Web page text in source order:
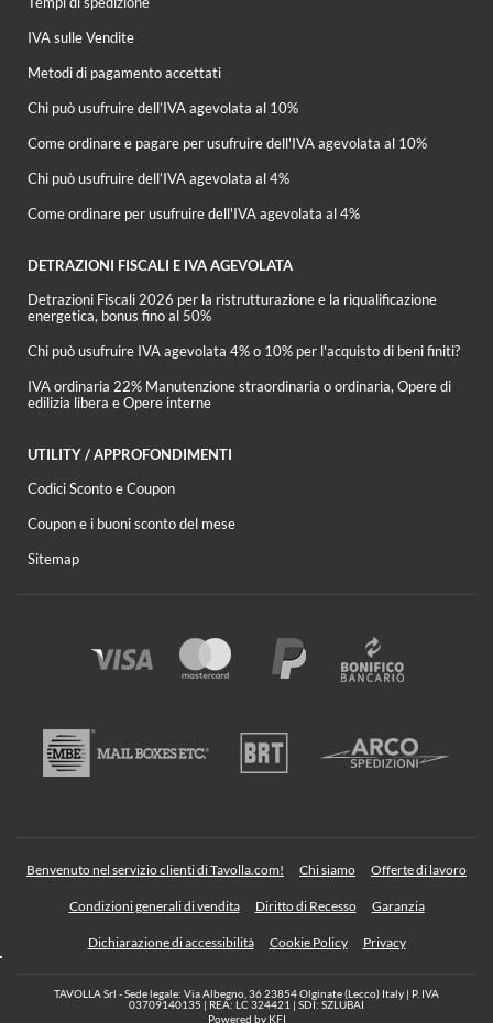
IVA sulle Vendite
Metodi di pagamento accettati
Chi può usufruire dell’IVA agevolata al 10%
Come ordinare e pagare per usufruire dell'IVA agevolata al 10%
Chi può usufruire dell’IVA agevolata al 4%
Come ordinare per usufruire dell'IVA agevolata al 4%
DETRAZIONI FISCALI E IVA AGEVOLATA
Detrazioni Fiscali 2026 per la ristrutturazione e la riqualificazione
energetica, bonus fino al 50%
Chi può usufruire IVA agevolata 4% o 10% per l'acquisto di beni finiti?
IVA ordinaria 22% Manutenzione straordinaria o ordinaria, Opere di
edilizia libera e Opere interne
UTILITY / APPROFONDIMENTI
Codici Sconto e Coupon
Coupon e i buoni sconto del mese
Sitemap
Benvenuto nel servizio clienti di Tavolla.com! Chi siamo Offerte di lavoro
Condizioni generali di vendita Diritto di Recesso Garanzia
Dichiarazione di accessibilità Cookie Policy Privacy
TAVOLLA Srl - Sede legale: Via Albegno, 36 23854 Olginate (Lecco) Italy | P. IVA
03709140135 | REA: LC 324421 | SDI: SZLUBAI
Powered by KFI